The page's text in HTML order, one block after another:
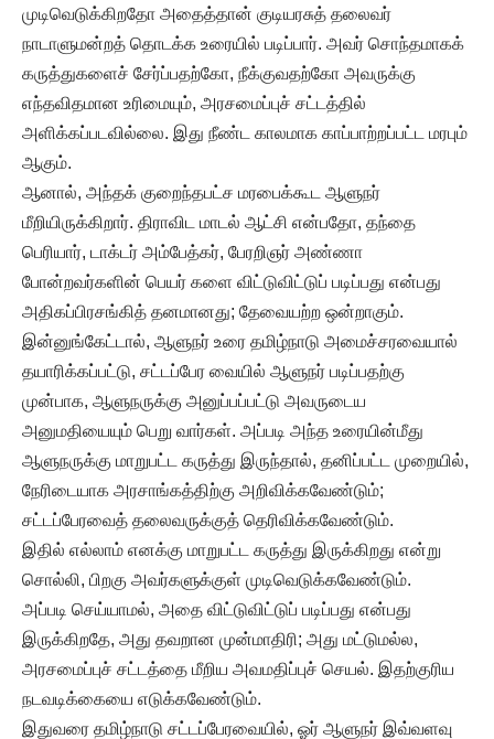
முடிவெடுக்கிறதோ அதைத்தான் குடியரசுத் தலைவர்
நாடாளுமன்றத் தொடக்க உரையில் படிப்பார். அவர் சொந்தமாகக்
கருத்துகளைச் சேர்ப்பதற்கோ, நீக்குவதற்கோ அவருக்கு
எந்தவிதமான உரிமையும், அரசமைப்புச் சட்டத்தில்
அளிக்கப்படவில்லை. இது நீண்ட காலமாக காப்பாற்றப்பட்ட மரபும்
ஆகும்.
ஆனால், அந்தக் குறைந்தபட்ச மரபைக்கூட ஆளுநர்
மீறியிருக்கிறார். திராவிட மாடல் ஆட்சி என்பதோ, தந்தை
பெரியார், டாக்டர் அம்பேத்கர், பேரறிஞர் அண்ணா
போன்றவர்களின் பெயர் களை விட்டுவிட்டுப் படிப்பது என்பது
அதிகப்பிரசங்கித் தனமானது; தேவையற்ற ஒன்றாகும்.
இன்னுங்கேட்டால், ஆளுநர் உரை தமிழ்நாடு அமைச்சரவையால்
தயாரிக்கப்பட்டு, சட்டப்பேர வையில் ஆளுநர் படிப்பதற்கு
முன்பாக, ஆளுநருக்கு அனுப்பப்பட்டு அவருடைய
அனுமதியையும் பெறு வார்கள். அப்படி அந்த உரையின்மீது
ஆளுநருக்கு மாறுபட்ட கருத்து இருந்தால், தனிப்பட்ட முறையில்,
நேரிடையாக அரசாங்கத்திற்கு அறிவிக்கவேண்டும்;
சட்டப்பேரவைத் தலைவருக்குத் தெரிவிக்கவேண்டும்.
இதில் எல்லாம் எனக்கு மாறுபட்ட கருத்து இருக்கிறது என்று
சொல்லி, பிறகு அவர்களுக்குள் முடிவெடுக்கவேண்டும்.
அப்படி செய்யாமல், அதை விட்டுவிட்டுப் படிப்பது என்பது
இருக்கிறதே, அது தவறான முன்மாதிரி; அது மட்டுமல்ல,
அரசமைப்புச் சட்டத்தை மீறிய அவமதிப்புச் செயல். இதற்குரிய
நடவடிக்கையை எடுக்கவேண்டும்.
இதுவரை தமிழ்நாடு சட்டப்பேரவையில், ஓர் ஆளுநர் இவ்வளவு